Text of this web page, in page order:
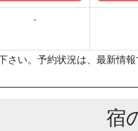
-
さい。予約状況は、最新情
宿